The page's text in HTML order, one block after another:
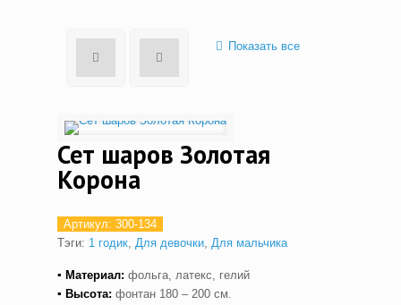
Показать все
Сет шаров Золотая
Корона
Артикул: 300-134
Тэги: 1 годик, Для девочки, Для мальчика
▪ Материал: фольга, латекс, гелий
▪ Высота: фонтан 180 – 200 см.